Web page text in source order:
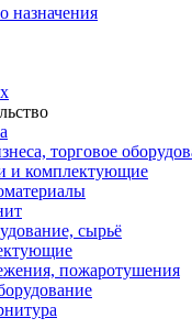
назначения
торговое
и комплектующие
сырьё
пожаротушения